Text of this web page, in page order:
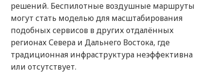
решений. Беспилотные воздушные маршруты
могут стать моделью для масштабирования
подобных сервисов в других отдалённых
регионах Севера и Дальнего Востока, где
традиционная инфраструктура неэффективна
или отсутствует.